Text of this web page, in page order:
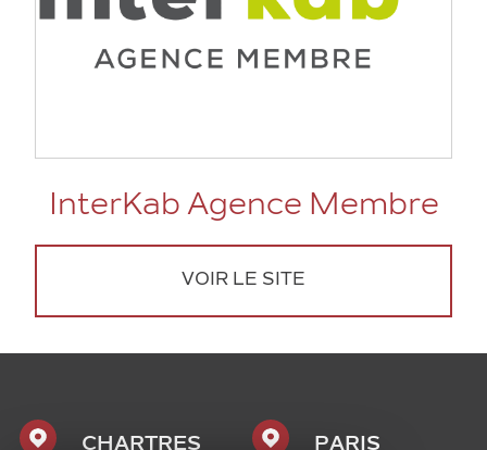
InterKab Agence Membre
VOIR LE SITE
CHARTRES PARIS